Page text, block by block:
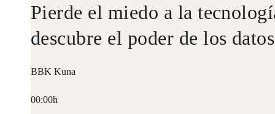
Pierde el miedo a la
descubre el poder de los datos
BBK Kuna
00:00h